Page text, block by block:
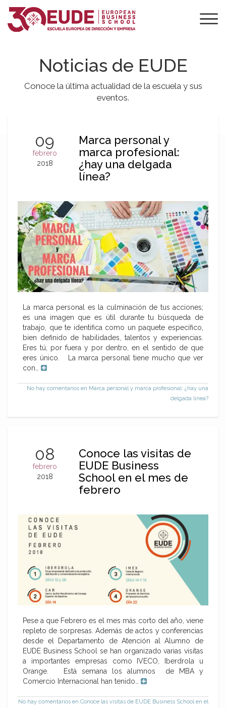
Noticias de EUDE
Conoce la última actualidad de la escuela y sus
eventos.
09
febrero
2018
Marca personal y
marca profesional:
¿hay una delgada
línea?
La marca personal es la culminación de tus acciones;
es una imagen que es útil durante tu búsqueda de
trabajo, que te identifica como un paquete específico,
bien definido de habilidades, talentos y experiencias.
Eres tú, por fuera y por dentro, en el sentido de que
eres único. La marca personal tiene mucho que ver
con…
No hay comentarios en Marca personal y marca profesional: ¿hay una
delgada línea?
08
febrero
2018
Conoce las visitas de
EUDE Business
School en el mes de
febrero
Pese a que Febrero es el mes más corto del año, viene
repleto de sorpresas. Además de actos y conferencias
desde el Departamento de Atención al Alumno de
EUDE Business School se han organizado varias visitas
a importantes empresas como IVECO, Iberdrola u
Orange. Está semana los alumnos de MBA y
Comercio Internacional han tenido…
No hay comentarios en Conoce las visitas de EUDE Business School en el